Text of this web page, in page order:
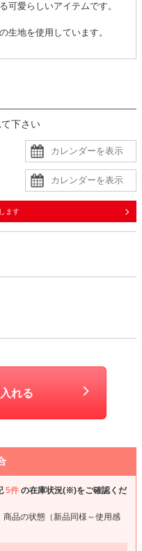
可愛らしいアイテムです。
生地を使用しています。
下さい
ます
れる
5件 の在庫状況(※)をご確認くだ
品の状態（新品同様～使用感